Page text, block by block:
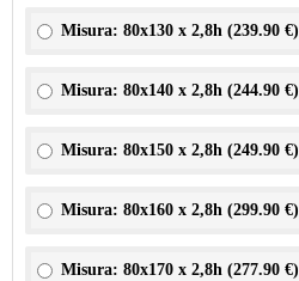
Misura: 80x130 x 2,8h (239.90 €)
Misura: 80x140 x 2,8h (244.90 €)
Misura: 80x150 x 2,8h (249.90 €)
Misura: 80x160 x 2,8h (299.90 €)
Misura: 80x170 x 2,8h (277.90 €)